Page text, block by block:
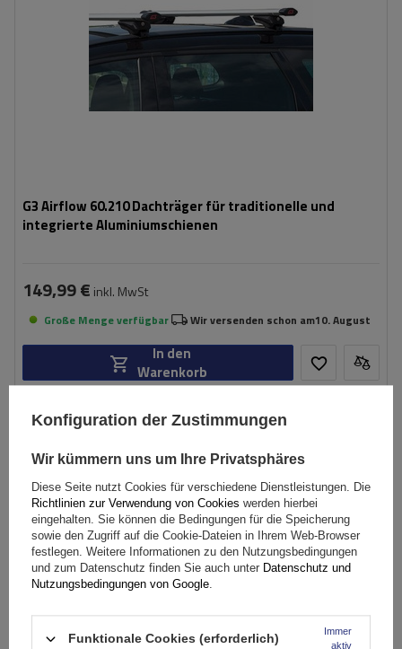
G3 Airflow 60.210 Dachträger für traditionelle und
integrierte Aluminiumschienen
149,99 € inkl. MwSt
Große Menge verfügbar Wir versenden schon am10. August
In den
Warenkorb
Konfiguration der Zustimmungen
Wir kümmern uns um Ihre Privatsphäres
Diese Seite nutzt Cookies für verschiedene Dienstleistungen. Die
Richtlinien zur Verwendung von Cookies werden hierbei
eingehalten. Sie können die Bedingungen für die Speicherung
sowie den Zugriff auf die Cookie-Dateien in Ihrem Web-Browser
festlegen. Weitere Informationen zu den Nutzungsbedingungen
und zum Datenschutz finden Sie auch unter Datenschutz und
Nutzungsbedingungen von Google.
Funktionale Cookies (erforderlich)
Immer
aktiv